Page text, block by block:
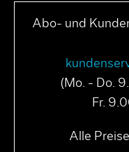
Abo- und
(Mo. - Do.
Fr.
Alle